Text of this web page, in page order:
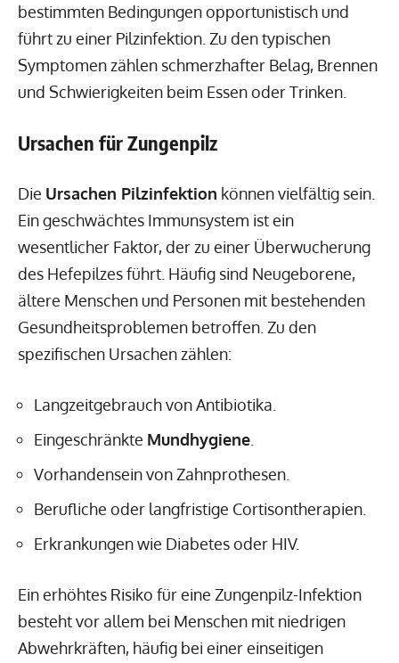
bestimmten Bedingungen opportunistisch und
führt zu einer Pilzinfektion. Zu den typischen
Symptomen zählen schmerzhafter Belag, Brennen
und Schwierigkeiten beim Essen oder Trinken.
Ursachen für Zungenpilz
Die Ursachen Pilzinfektion können vielfältig sein.
Ein geschwächtes Immunsystem ist ein
wesentlicher Faktor, der zu einer Überwucherung
des Hefepilzes führt. Häufig sind Neugeborene,
ältere Menschen und Personen mit bestehenden
Gesundheitsproblemen betroffen. Zu den
spezifischen Ursachen zählen:
Langzeitgebrauch von Antibiotika.
Eingeschränkte Mundhygiene
Vorhandensein von Zahnprothesen.
Berufliche oder langfristige Cortisontherapien.
Erkrankungen wie Diabetes oder HIV.
Ein erhöhtes Risiko für eine Zungenpilz-Infektion
besteht vor allem bei Menschen mit niedrigen
Abwehrkräften, häufig bei einer einseitigen